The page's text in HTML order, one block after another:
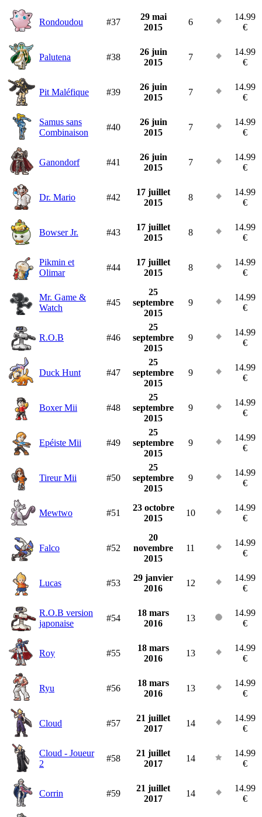
Rondoudou #37
29 mai
2015
6
14.99
€
Palutena #38
26 juin
2015
7
14.99
€
Pit Maléfique #39
26 juin
2015
7
14.99
€
Samus sans
Combinaison
#40
26 juin
2015
7
14.99
€
Ganondorf #41
26 juin
2015
7
14.99
€
Dr. Mario #42
17 juillet
2015
8
14.99
€
Bowser Jr. #43
17 juillet
2015
8
14.99
€
Pikmin et
Olimar
#44
17 juillet
2015
8
14.99
€
Mr. Game &
Watch
#45
25
septembre
2015
9
14.99
€
R.O.B #46
25
septembre
2015
9
14.99
€
Duck Hunt #47
25
septembre
2015
9
14.99
€
Boxer Mii #48
25
septembre
2015
9
14.99
€
Epéiste Mii #49
25
septembre
2015
9
14.99
€
Tireur Mii #50
25
septembre
2015
9
14.99
€
Mewtwo #51
23 octobre
2015
10
14.99
€
Falco #52
20
novembre
2015
11
14.99
€
Lucas #53
29 janvier
2016
12
14.99
€
R.O.B version
japonaise
#54
18 mars
2016
13
14.99
€
Roy #55
18 mars
2016
13
14.99
€
Ryu #56
18 mars
2016
13
14.99
€
Cloud #57
21 juillet
2017
14
14.99
€
Cloud - Joueur
2
#58
21 juillet
2017
14
14.99
€
Corrin #59
21 juillet
2017
14
14.99
€